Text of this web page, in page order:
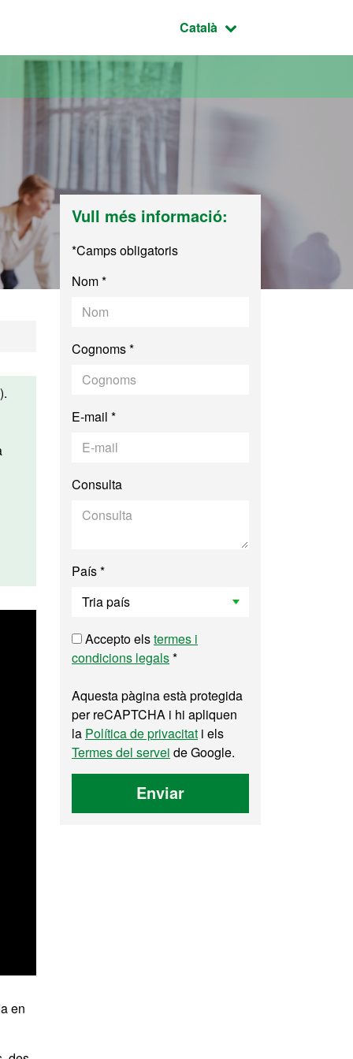
Idioma seleccionat:
Català
en
Vull més informació:
*Camps obligatoris
Nom *
Cognoms *
E-mail *
Consulta
País *
Accepto elstermes i
condicions legals*
Aquesta pàgina està protegida
per reCAPTCHA i hi apliquen
la Política de privacitat i els
Termes del servei de Google.
Enviar